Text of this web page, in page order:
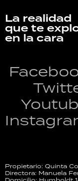
La realidad
que te
en la cara
Propietario: Quinta
Directora: Manuela